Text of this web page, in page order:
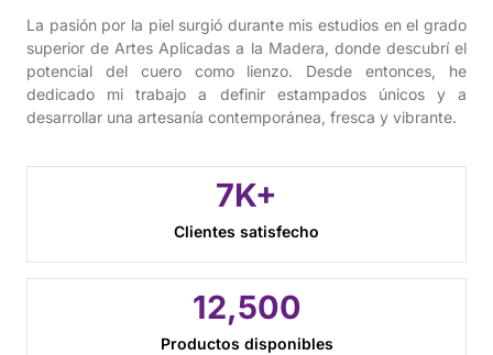
La pasión por la piel surgió durante mis estudios en el grado
superior de Artes Aplicadas a la Madera, donde descubrí el
potencial del cuero como lienzo. Desde entonces, he
dedicado mi trabajo a definir estampados únicos y a
desarrollar una artesanía contemporánea, fresca y vibrante.
Clientes satisfecho
7K+
Productos disponibles
12,500